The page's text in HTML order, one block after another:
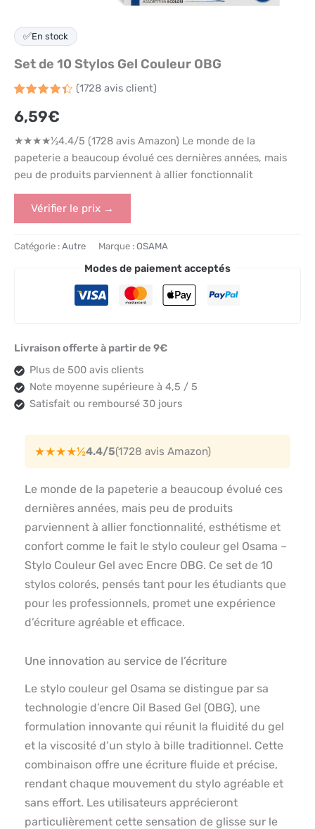
✅En stock
Set de 10 Stylos Gel Couleur OBG
sur 5
basé
notations
client
(1728avis client)
6,59€
★★★★½4.4/5 (1728 avis Amazon) Le monde de la
papeterie a beaucoup évolué ces dernières années, mais
peu de produits parviennent à allier fonctionnalit
Vérifier le prix →
Catégorie : Autre Marque : OSAMA
Modes de paiement acceptés
Livraison offerte à partir de 9€
Plus de 500 avis clients
Note moyenne supérieure à 4,5 / 5
Satisfait ou remboursé 30 jours
★★★★½4.4/5(1728 avis Amazon)
Le monde de la papeterie a beaucoup évolué ces
dernières années, mais peu de produits
parviennent à allier fonctionnalité, esthétisme et
confort comme le fait le stylo couleur gel Osama –
Stylo Couleur Gel avec Encre OBG. Ce set de 10
stylos colorés, pensés tant pour les étudiants que
pour les professionnels, promet une expérience
d’écriture agréable et efficace.
Une innovation au service de l’écriture
Le stylo couleur gel Osama se distingue par sa
technologie d’encre Oil Based Gel (OBG), une
formulation innovante qui réunit la fluidité du gel
et la viscosité d’un stylo à bille traditionnel. Cette
combinaison offre une écriture fluide et précise,
rendant chaque mouvement du stylo agréable et
sans effort. Les utilisateurs apprécieront
particulièrement cette sensation de glisse sur le